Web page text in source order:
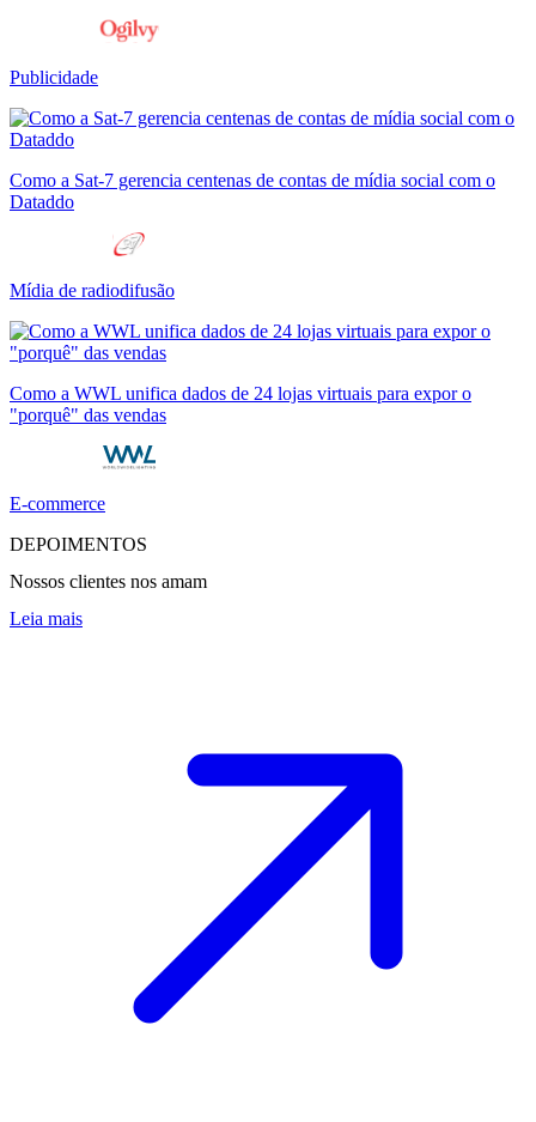
Publicidade
Como a Sat-7 gerencia centenas de contas de mídia social com o
Dataddo
Mídia de radiodifusão
Como a WWL unifica dados de 24 lojas virtuais para expor o
"porquê" das vendas
E-commerce
DEPOIMENTOS
Nossos clientes nos amam
Leia mais